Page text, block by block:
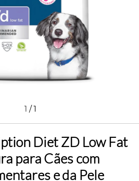
1 /1
Diet ZD Low Fat
para Cães com
e da Pele